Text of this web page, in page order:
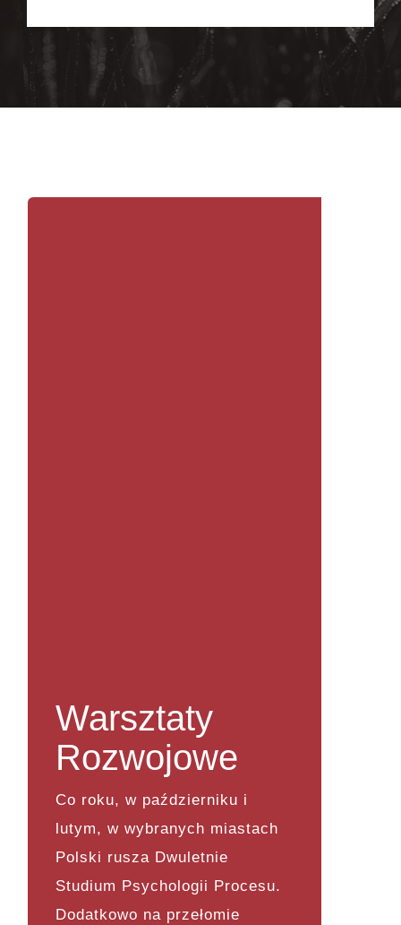
Warsztaty
Rozwojowe
Co roku, w październiku i
lutym, w wybranych miastach
Polski rusza Dwuletnie
Studium Psychologii Procesu.
Dodatkowo na przełomie